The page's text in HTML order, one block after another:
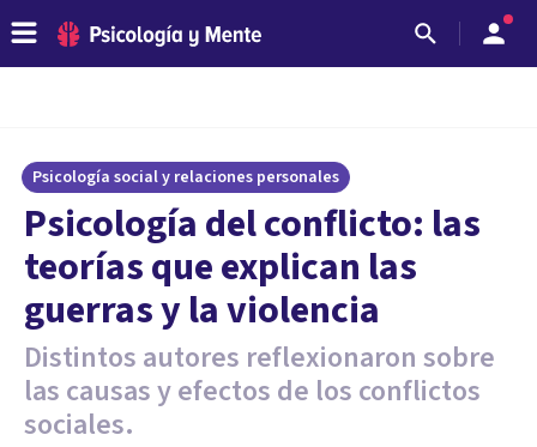
Psicología social y relaciones personales
​Psicología del conflicto: las
teorías que explican las
guerras y la violencia
Distintos autores reflexionaron sobre
las causas y efectos de los conflictos
sociales.